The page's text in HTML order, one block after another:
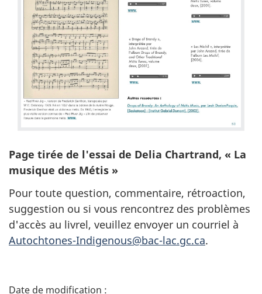
Page tirée de l'essai de Delia Chartrand, « La
musique des Métis »
Pour toute question, commentaire, rétroaction,
suggestion ou si vous rencontrez des problèmes
d'accès au livrel, veuillez envoyer un courriel à
Autochtones-Indigenous@bac-lac.gc.ca.
D